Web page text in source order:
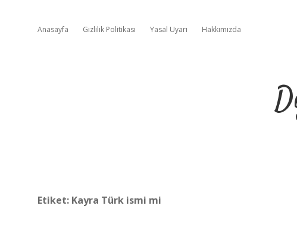
Anasayfa Gizlilik Politikası Yasal Uyarı Hakkımızda
Etiket: Kayra Türk ismi mi